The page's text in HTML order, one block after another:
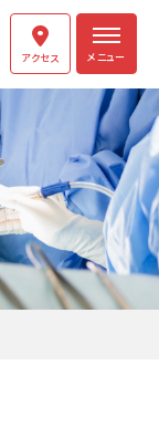
メニュー
アクセス